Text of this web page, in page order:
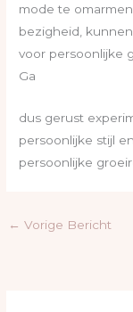
mode te
bezigheid,
voor persoonlijke
Ga
dus gerust
persoonlijke stijl
persoonlijke
← Vorige Bericht